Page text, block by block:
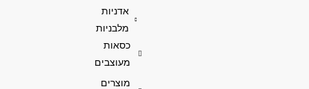
אדניות
מלבניות
כסאות
מעוצבים
מוצרים